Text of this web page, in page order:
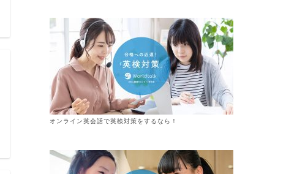
オンライン英会話で英検対策をするなら！